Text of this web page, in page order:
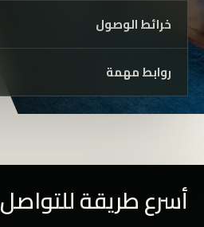
خرائط الوصول
روابط مهمة
أسرع طريقة للتواصل